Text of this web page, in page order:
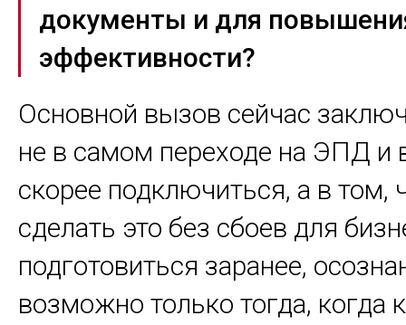
документы и для
эффективности?
Основной вызов сейчас
не в самом переходе на ЭПД и
скорее подключиться, а в том,
сделать это без сбоев для
подготовиться заранее,
возможно только тогда, когда